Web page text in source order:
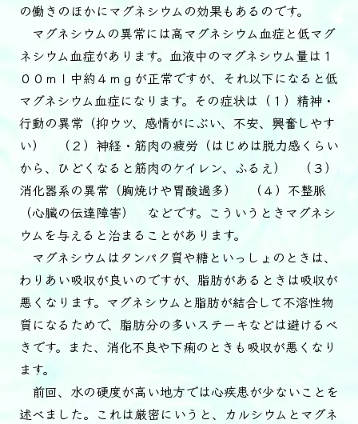
の働きのほかにマグネシウムの効果もあるのです。
マグネシウムの異常には高マグネシウム血症と低マグ
ネシウム血症があります。血液中のマグネシウム量は１
００ｍｌ中約４ｍｇが正常ですが、それ以下になると低
マグネシウム血症になります。その症状は（１）精神・
行動の異常（抑ウツ、感情がにぶい、不安、興奮しやす
い） （２）神経・筋肉の疲労（はじめは脱力感くらい
から、ひどくなると筋肉のケイレン、ふるえ） （３）
消化器系の異常（胸焼けや胃酸過多） （４）不整脈
（心臓の伝達障害） などです。こういうときマグネシ
ウムを与えると治まることがあります。
マグネシウムはタンパク質や糖といっしょのときは、
わりあい吸収が良いのですが、脂肪があるときは吸収が
悪くなります。マグネシウムと脂肪が結合して不溶性物
質になるためで、脂肪分の多いステーキなどは避けるべ
きです。また、消化不良や下痢のときも吸収が悪くなり
ます。
前回、水の硬度が高い地方では心疾患が少ないことを
述べました。これは厳密にいうと、カルシウムとマグネ